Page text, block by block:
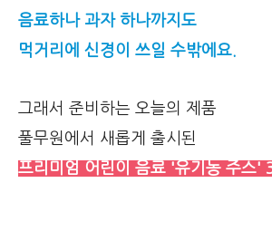
음료하나 과자 하나까지도
먹거리에 신경이 쓰일 수밖에요.
그래서 준비하는 오늘의 제품
풀무원에서 새롭게 출시된
프리미엄 어린이 음료 '유기농 주스'